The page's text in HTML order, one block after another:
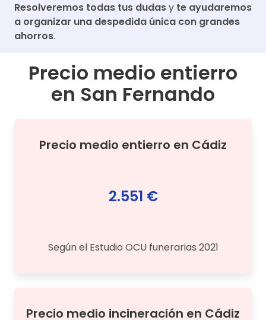
Resolveremos todas tus dudasy te ayudaremos
a organizar una despedida única con grandes
ahorros.
Precio medio entierro
en San Fernando
Precio medio entierro en Cádiz
2.551 €
Según el Estudio OCU funerarias 2021
Precio medio incineración en Cádiz